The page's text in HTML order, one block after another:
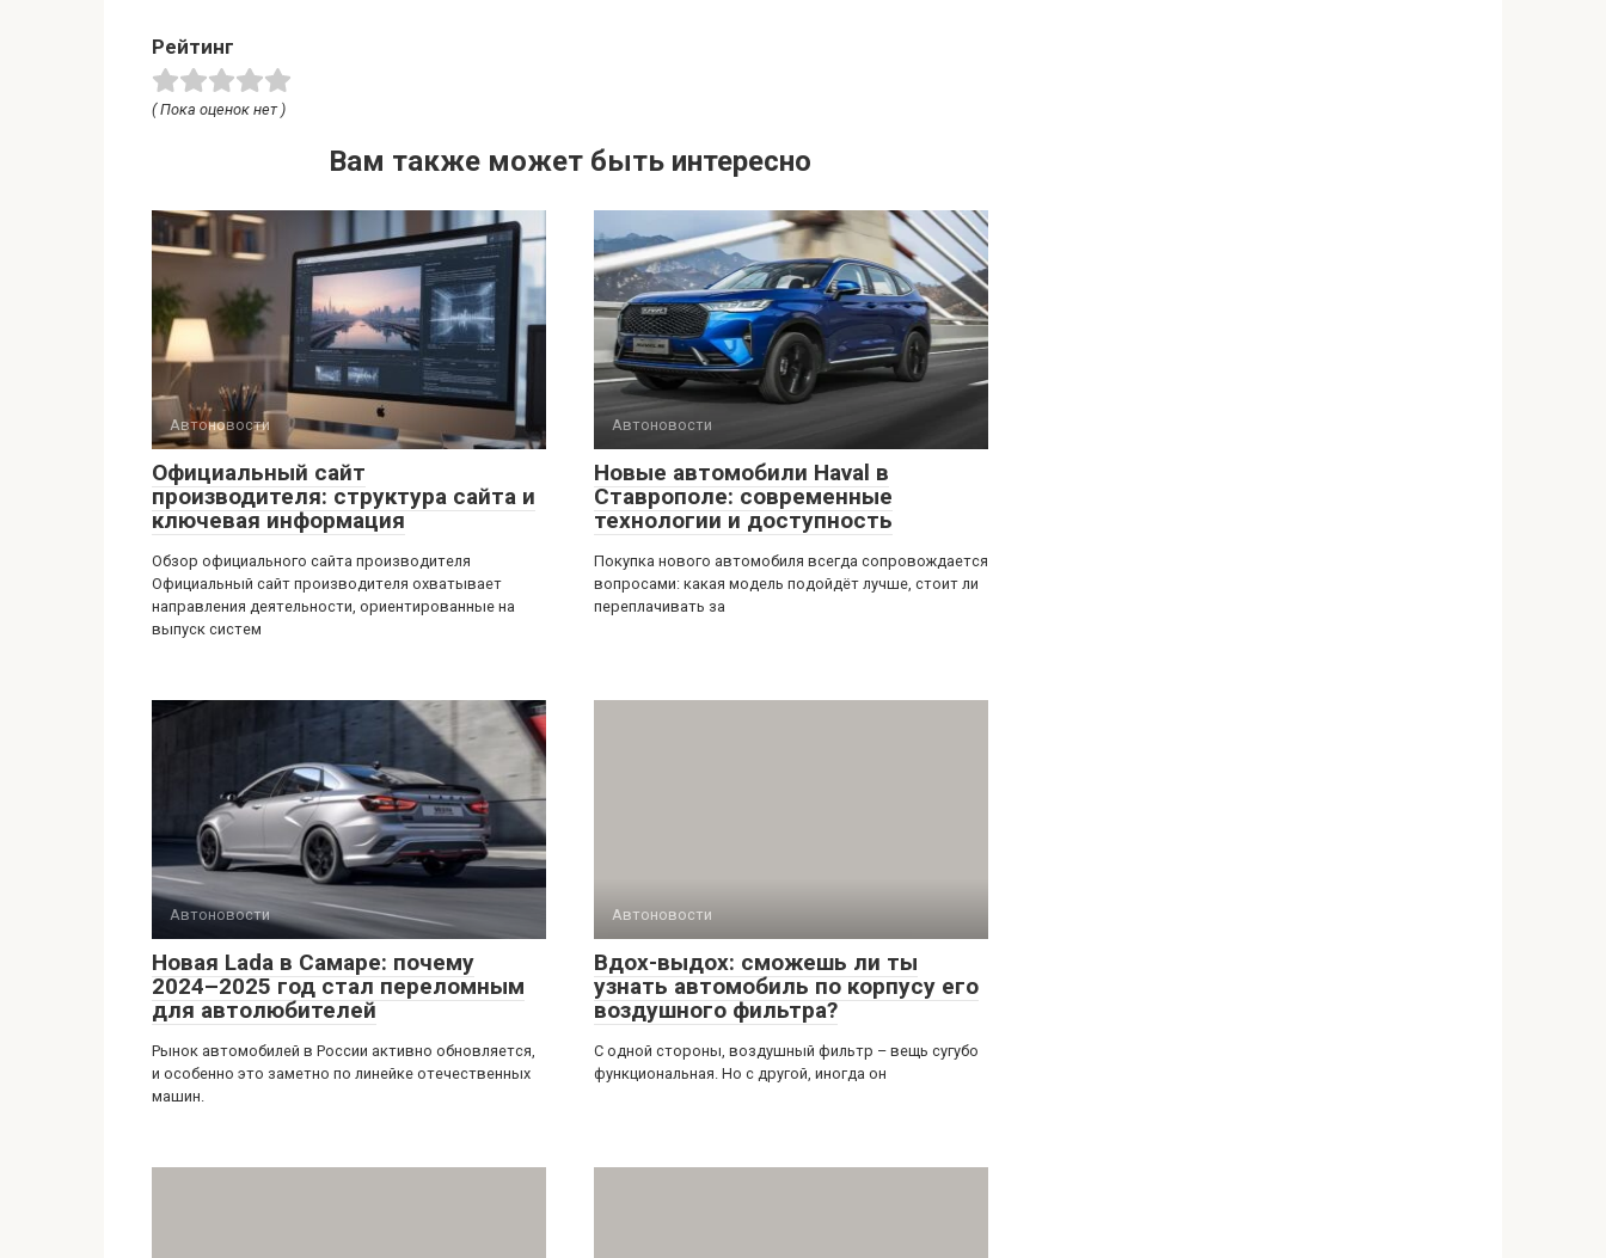
Рейтинг
( Пока оценок нет )
Вам также может быть интересно
Автоновости
Официальный сайт
производителя: структура сайта и
ключевая информация
Обзор официального сайта производителя
Официальный сайт производителя охватывает
направления деятельности, ориентированные на
выпуск систем
Автоновости
Новые автомобили Haval в
Ставрополе: современные
технологии и доступность
Покупка нового автомобиля всегда сопровождается
вопросами: какая модель подойдёт лучше, стоит ли
переплачивать за
Автоновости
Новая Lada в Самаре: почему
2024–2025 год стал переломным
для автолюбителей
Рынок автомобилей в России активно обновляется,
и особенно это заметно по линейке отечественных
машин.
Автоновости
Вдох-выдох: сможешь ли ты
узнать автомобиль по корпусу его
воздушного фильтра?
С одной стороны, воздушный фильтр – вещь сугубо
функциональная. Но с другой, иногда он